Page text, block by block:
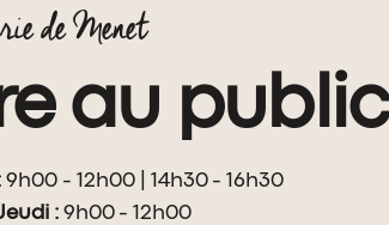
de Menet
au public
9h00 - 12h00 | 14h30 - 16h30
: 9h00 - 12h00